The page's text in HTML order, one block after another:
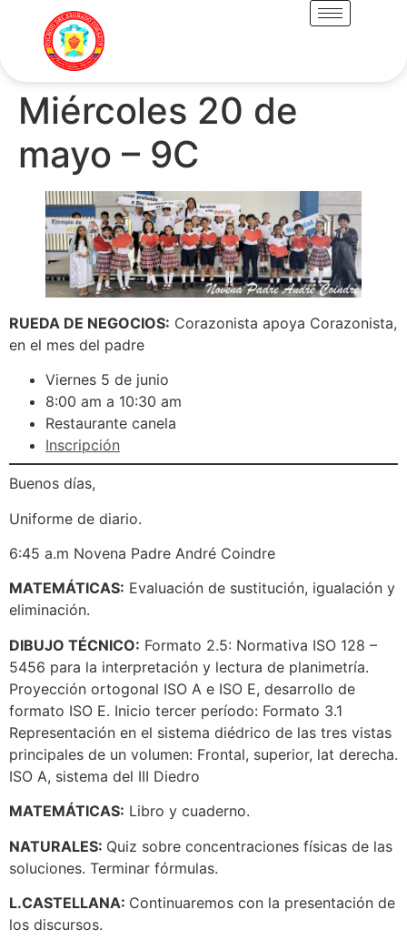
Miércoles 20 de
mayo – 9C
RUEDA DE NEGOCIOS: Corazonista apoya Corazonista,
en el mes del padre
Viernes 5 de junio
8:00 am a 10:30 am
Restaurante canela
Inscripción
Buenos días,
Uniforme de diario.
6:45 a.m Novena Padre André Coindre
MATEMÁTICAS: Evaluación de sustitución, igualación y
eliminación.
DIBUJO TÉCNICO: Formato 2.5: Normativa ISO 128 –
5456 para la interpretación y lectura de planimetría.
Proyección ortogonal ISO A e ISO E, desarrollo de
formato ISO E. Inicio tercer período: Formato 3.1
Representación en el sistema diédrico de las tres vistas
principales de un volumen: Frontal, superior, lat derecha.
ISO A, sistema del III Diedro
MATEMÁTICAS: Libro y cuaderno.
NATURALES: Quiz sobre concentraciones físicas de las
soluciones. Terminar fórmulas.
L.CASTELLANA: Continuaremos con la presentación de
los discursos.